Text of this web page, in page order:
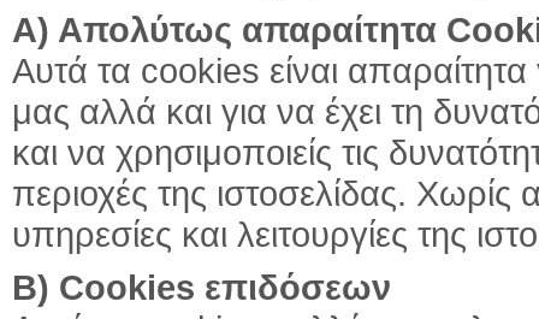
Α) Απολύτως απαραίτητα
Αυτά τα cookies είναι απαραίτητα
μας αλλά και για να έχει τη
και να χρησιμοποιείς τις
περιοχές της ιστοσελίδας.
υπηρεσίες και λειτουργίες της
Β) Cookies επιδόσεων